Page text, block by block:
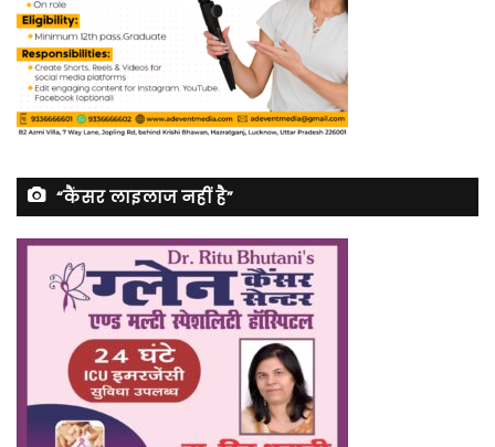
“कैंसर लाइलाज नहीं है”